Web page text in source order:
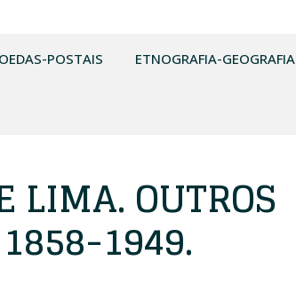
POSTAIS ETNOGRAFIA-
LIMA. OUTROS
1949.